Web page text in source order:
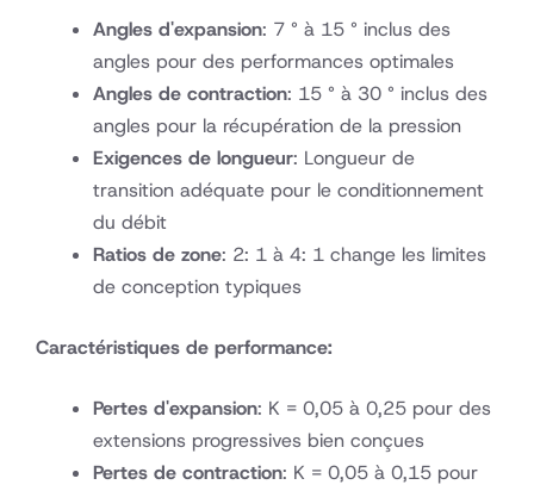
Angles d'expansion: 7 ° à 15 ° inclus des
angles pour des performances optimales
Angles de contraction: 15 ° à 30 ° inclus des
angles pour la récupération de la pression
Exigences de longueur: Longueur de
transition adéquate pour le conditionnement
du débit
Ratios de zone: 2: 1 à 4: 1 change les limites
de conception typiques
Caractéristiques de performance:
Pertes d'expansion: K = 0,05 à 0,25 pour des
extensions progressives bien conçues
Pertes de contraction: K = 0,05 à 0,15 pour